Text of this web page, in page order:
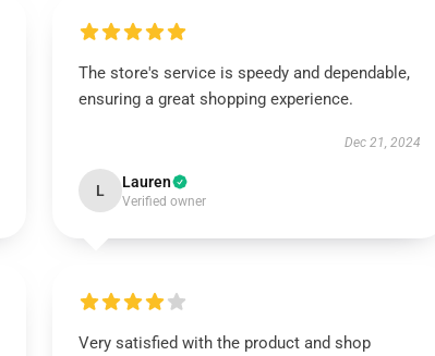
The store's service is speedy and dependable,
ensuring a great shopping experience.
Dec 21, 2024
L Lauren
Verified owner
Very satisfied with the product and shop